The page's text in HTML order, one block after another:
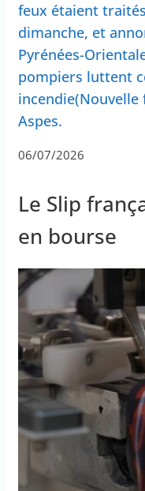
feux étaient
dimanche, et
Pyrénées-
pompiers luttent
incendie(Nouvelle
Aspes.
06/07/2026
Le Slip
en bourse